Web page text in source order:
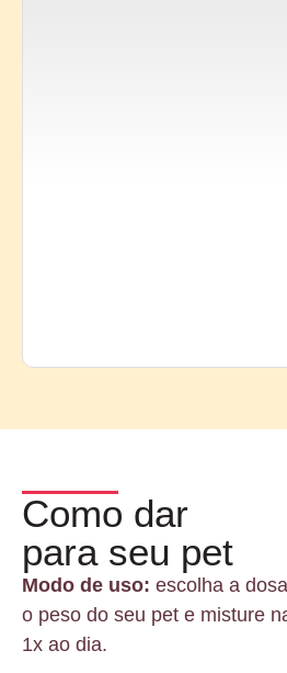
Como dar
para seu pet
Modo de uso: escolha a
o peso do seu pet e misture
1x ao dia.